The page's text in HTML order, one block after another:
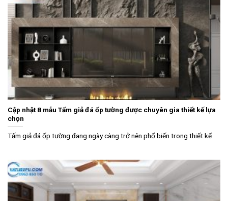
Cập nhật 8 mẫu Tấm giả đá ốp tường được chuyên gia thiết kế lựa
chọn
Tấm giả đá ốp tường đang ngày càng trở nên phổ biến trong thiết kế